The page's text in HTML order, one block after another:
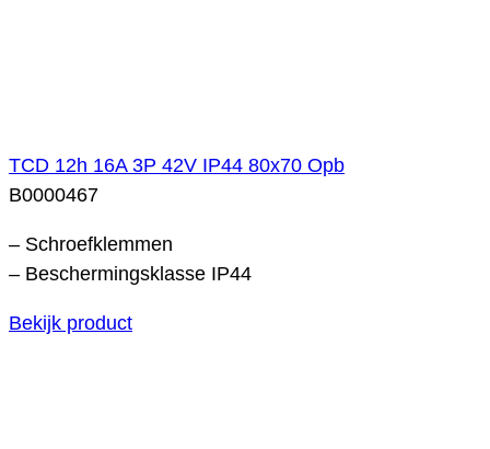
TCD 12h 16A 3P 42V IP44 80x70 Opb
B0000467
– Schroefklemmen
– Beschermingsklasse IP44
Bekijk product